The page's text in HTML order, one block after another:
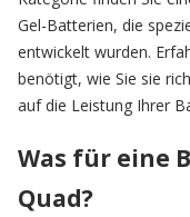
Gel-Batterien, die
entwickelt wurden.
benötigt, wie Sie sie
auf die Leistung Ihrer
Was für eine
Quad?